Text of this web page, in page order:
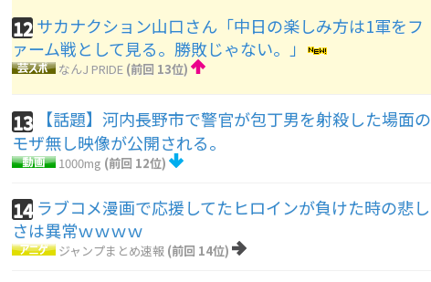
12 サカナクション山口さん「中日の楽しみ方は1軍をフ
ァーム戦として見る。勝敗じゃない。」
なんJ PRIDE (前回 13位)
13
【話題】河内長野市で警官が包丁男を射殺した場面の
モザ無し映像が公開される。
1000mg (前回 12位)
14 ラブコメ漫画で応援してたヒロインが負けた時の悲し
さは異常ｗｗｗｗ
ジャンプまとめ速報 (前回 14位)